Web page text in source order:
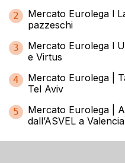
2
Mercato Eurolega l
pazzeschi
3
Mercato Eurolega l
e Virtus
4
Mercato Eurolega |
Tel Aviv
5
Mercato Eurolega |
dall’ASVEL a Valencia